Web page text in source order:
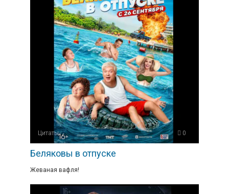
Цитаты 0
Беляковы в отпуске
Жеваная вафля!